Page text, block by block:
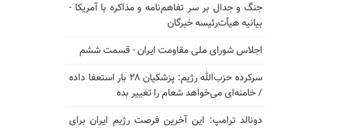
جنگ و جدال بر سر تفاهم‌نامه و مذاکره با آمریکا -
بیانیه هیأت‌رئیسه خبرگان
اجلاس شورای ملی مقاومت ایران - قسمت ششم
سرکرده حزب‌الله رژیم: پزشکیان ۲۸ بار استعفا داده
/ خامنه‌ای می‌خواهد شعام را تغییر بده
دونالد ترامپ: این آخرین فرصت رژیم ایران برای